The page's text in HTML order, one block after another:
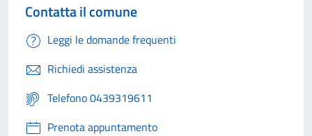
Contatta il comune
Leggi le domande frequenti
Richiedi assistenza
Telefono 0439319611
Prenota appuntamento